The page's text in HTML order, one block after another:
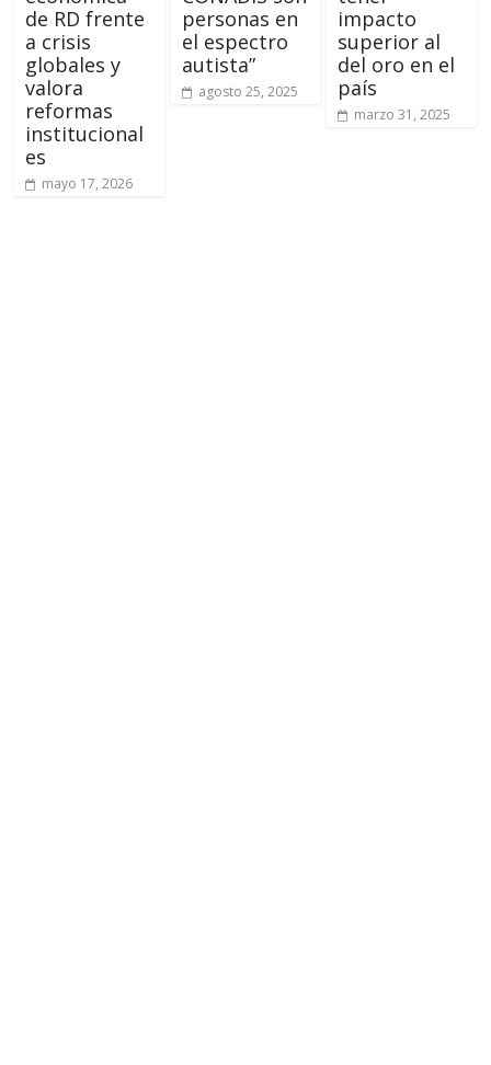
de RD frente
a crisis
globales y
valora
reformas
institucional
es
mayo 17, 2026
personas en
el espectro
autista”
agosto 25, 2025
impacto
superior al
del oro en el
país
marzo 31, 2025